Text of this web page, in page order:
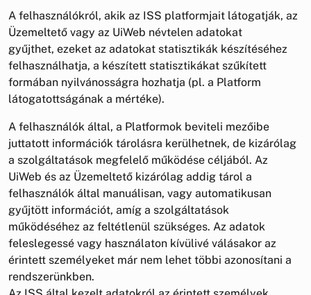
A felhasználókról, akik az ISS platformjait látogatják, az
Üzemeltető vagy az UiWeb névtelen adatokat
gyűjthet, ezeket az adatokat statisztikák készítéséhez
felhasználhatja, a készített statisztikákat szűkített
formában nyilvánosságra hozhatja (pl. a Platform
látogatottságának a mértéke).
A felhasználók által, a Platformok beviteli mezőibe
juttatott információk tárolásra kerülhetnek, de kizárólag
a szolgáltatások megfelelő működése céljából. Az
UiWeb és az Üzemeltető kizárólag addig tárol a
felhasználók által manuálisan, vagy automatikusan
gyűjtött információt, amíg a szolgáltatások
működéséhez az feltétlenül szükséges. Az adatok
feleslegessé vagy használaton kívülivé válásakor az
érintett személyeket már nem lehet többi azonosítani a
rendszerünkben.